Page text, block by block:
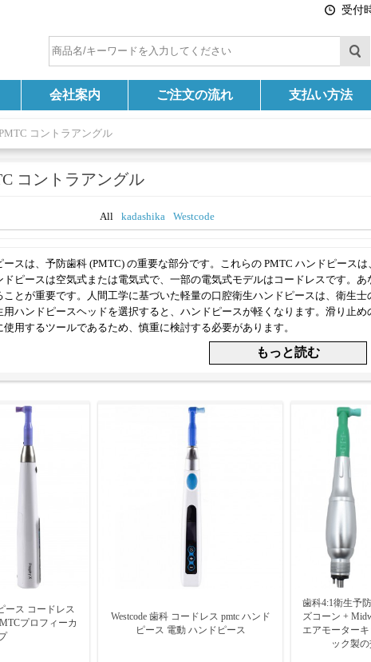
受付
会社案内 ご注文の流れ 支払い方法
コントラアングル
コントラアングル
All kadashika Westcode
ースは、予防歯科 (PMTC) の重要な部分です。これらの PMTC ハンドピース
ドピースは空気式または電気式で、一部の電気式モデルはコードレスです。
ことが重要です。人間工学に基づいた軽量の口腔衛生ハンドピースは、衛生
用ハンドピースヘッドを選択すると、ハンドピースが軽くなります。滑り止
用するツールであるため、慎重に検討する必要があります。
ース コードレス
プロフィーカ
Westcode 歯科 コードレス pmtc ハンド
ピース 電動 ハンドピース
歯科4:1衛生予
ズコーン +
エアモーターキ
ック製